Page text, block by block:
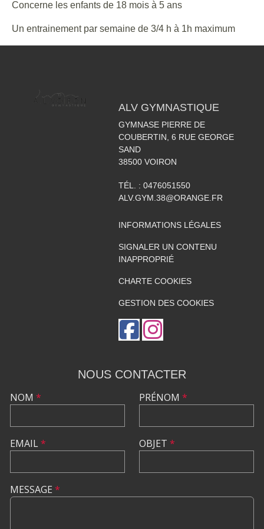
Concerne les enfants de 18 mois à 5 ans
Un entrainement par semaine de 3/4 h à 1h maximum
ALV GYMNASTIQUE
GYMNASE PIERRE DE
COUBERTIN, 6 RUE GEORGE
SAND
38500 VOIRON
TÉL. : 0476051550
ALV.GYM.38@ORANGE.FR
INFORMATIONS LÉGALES
SIGNALER UN CONTENU
INAPPROPRIÉ
CHARTE COOKIES
GESTION DES COOKIES
NOUS CONTACTER
NOM *
EMAIL*
PRÉNOM *
OBJET *
MESSAGE *